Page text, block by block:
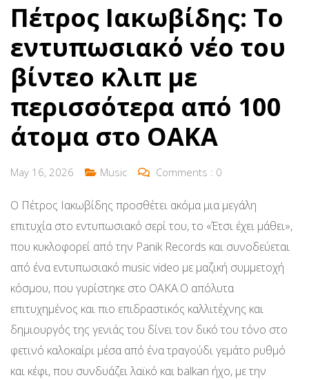
Πέτρος Ιακωβίδης: Το
εντυπωσιακό νέο του
βίντεο κλιπ με
περισσότερα από 100
άτομα στο ΟΑΚΑ
May 16, 2026 Music Comments : 0
Ο Πέτρος Ιακωβίδης προσθέτει ακόμα μια μεγάλη
επιτυχία στο εντυπωσιακό σερί του, το «Έτσι έχει μάθει»,
που κυκλοφορεί από την Panik Records και συνοδεύεται
από ένα εντυπωσιακό music video με μαζική συμμετοχή
κόσμου, που γυρίστηκε στο ΟΑΚΑ.Ο απόλυτα
επιτυχημένος και πιο επιδραστικός καλλιτέχνης και
δημιουργός της γενιάς του δίνει τον δικό του τόνο στο
φετινό καλοκαίρι μέσα από ένα τραγούδι γεμάτο ρυθμό
και κέφι, που συνδυάζει λαϊκό και balkan ήχο, με την